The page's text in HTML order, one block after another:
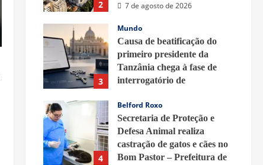
2
7 de agosto de 2026
3
Mundo
Causa de beatificação do
primeiro presidente da
Tanzânia chega à fase de
interrogatório de
7 de agosto de 2026
4
Belford Roxo
Secretaria de Proteção e
Defesa Animal realiza
castração de gatos e cães no
Bom Pastor – Prefeitura de